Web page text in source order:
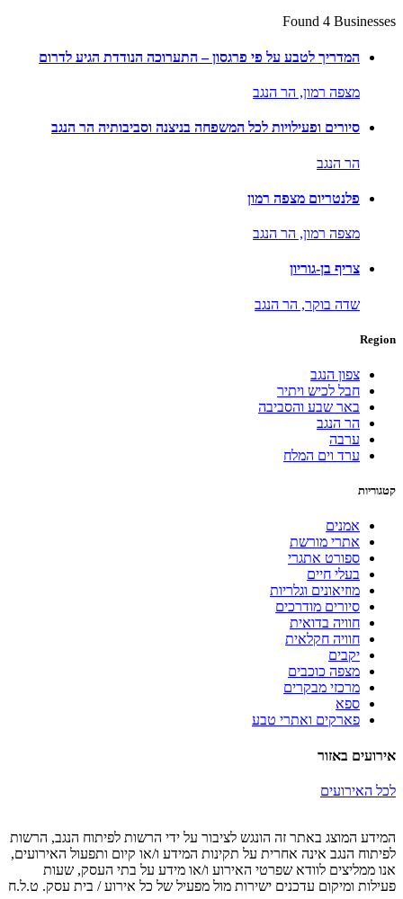
Found 4 Businesses
המדריך לטבע על פי פרגסון – התערוכה הנודדת הגיע לדרום
מצפה רמון, הר הנגב
סיורים ופעילויות לכל המשפחה בניצנה וסביבותיה הר הנגב
הר הנגב
פלנטריום מצפה רמון
מצפה רמון, הר הנגב
צריף בן-גוריון
שדה בוקר, הר הנגב
Region
צפון הנגב
חבל לכיש ויתיר
באר שבע והסביבה
הר הנגב
ערבה
ערד וים המלח
קטגוריות
אמנים
אתרי מורשת
ספורט אתגרי
בעלי חיים
מוזיאונים וגלריות
סיורים מודרכים
חוויה בדואית
חוויה חקלאית
יקבים
מצפה כוכבים
מרכזי מבקרים
ספא
פארקים ואתרי טבע
אירועים באזור
לכל האירועים
המידע המוצג באתר זה הונגש לציבור על ידי הרשות לפיתוח הנגב, הרשות
לפיתוח הנגב אינה אחרית על תקינות המידע ו/או קיום ותפעול האירועים,
אנו ממליצים לוודא שפרטי האירוע ו/או מידע על בתי העסק, שעות
פעילות ומיקום עדכנים ישירות מול מפעיל של כל אירוע / בית עסק. ט.ל.ח